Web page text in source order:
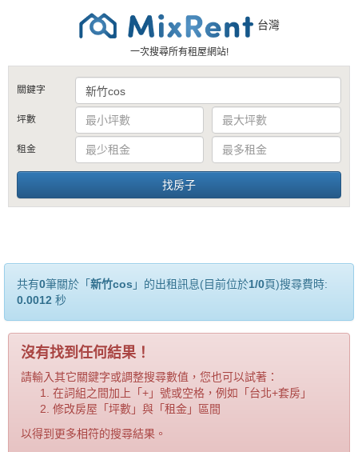
台灣
一次搜尋所有租屋網站!
關鍵字
坪數
租金
共有0筆關於「 新竹cos 」的出租訊息(目前位於1/0頁)搜尋費時:
0.0012 秒
沒有找到任何結果！
請輸入其它關鍵字或調整搜尋數值，您也可以試著：
在詞組之間加上「+」號或空格，例如「台北+套房」
修改房屋「坪數」與「租金」區間
以得到更多相符的搜尋結果。